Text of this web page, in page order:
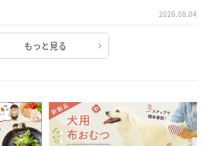
2026.08.04
もっと見る